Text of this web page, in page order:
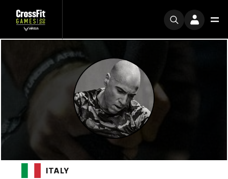
ITALY